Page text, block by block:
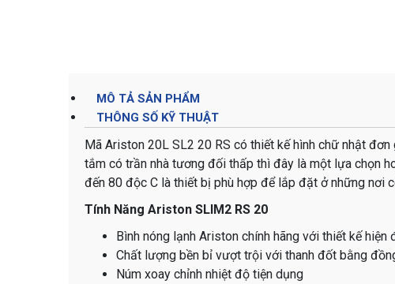
MÔ TẢ SẢN PHẨM
THÔNG SỐ KỸ THUẬT
Mã Ariston 20L SL2 20 RS có thiết kế hình chữ nhật
tắm có trần nhà tương đối thấp thì đây là một lựa chọn
đến 80 độc C là thiết bị phù hợp để lắp đặt ở những nơi
Tính Năng Ariston SLIM2 RS 20
Bình nóng lạnh Ariston chính hãng với thiết kế hiện
Chất lượng bền bỉ vượt trội với thanh đốt bằng
Núm xoay chỉnh nhiệt độ tiện dụng